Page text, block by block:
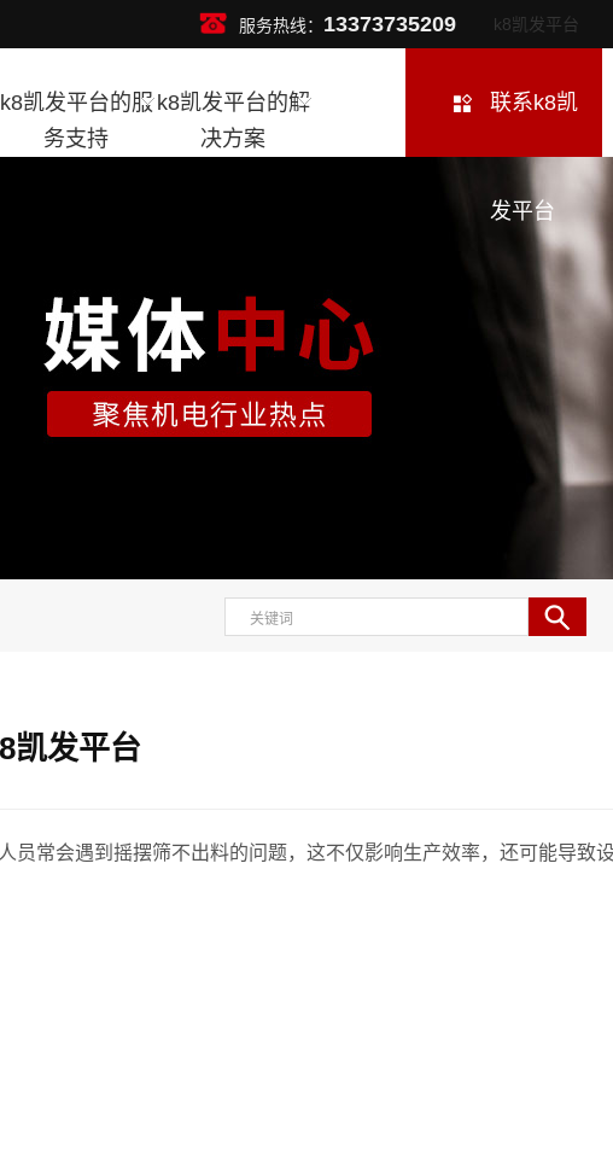
k8凯发平台
服务热线： 13373735209
k8凯发平台的服
务支持
k8凯发平台的解
决方案
联系k8凯
发平台
凯发平台
常会遇到摇摆筛不出料的问题，这不仅影响生产效率，还可能导致